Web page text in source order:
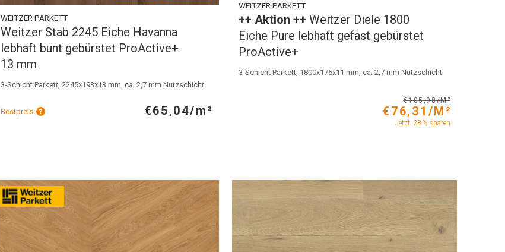
WEITZER PARKETT
Weitzer Stab 2245 Eiche Havanna
lebhaft bunt gebürstet ProActive+
13 mm
3-Schicht Parkett, 2245x193x13 mm, ca. 2,7 mm Nutzschicht
Bestpreis €65,04/m²
WEITZER PARKETT
++ Aktion ++Weitzer Diele 1800
Eiche Pure lebhaft gefast gebürstet
ProActive+
3-Schicht Parkett, 1800x175x11 mm, ca. 2,7 mm Nutzschicht
€105,98/M²
€76,31/M²
Jetzt: 28% sparen